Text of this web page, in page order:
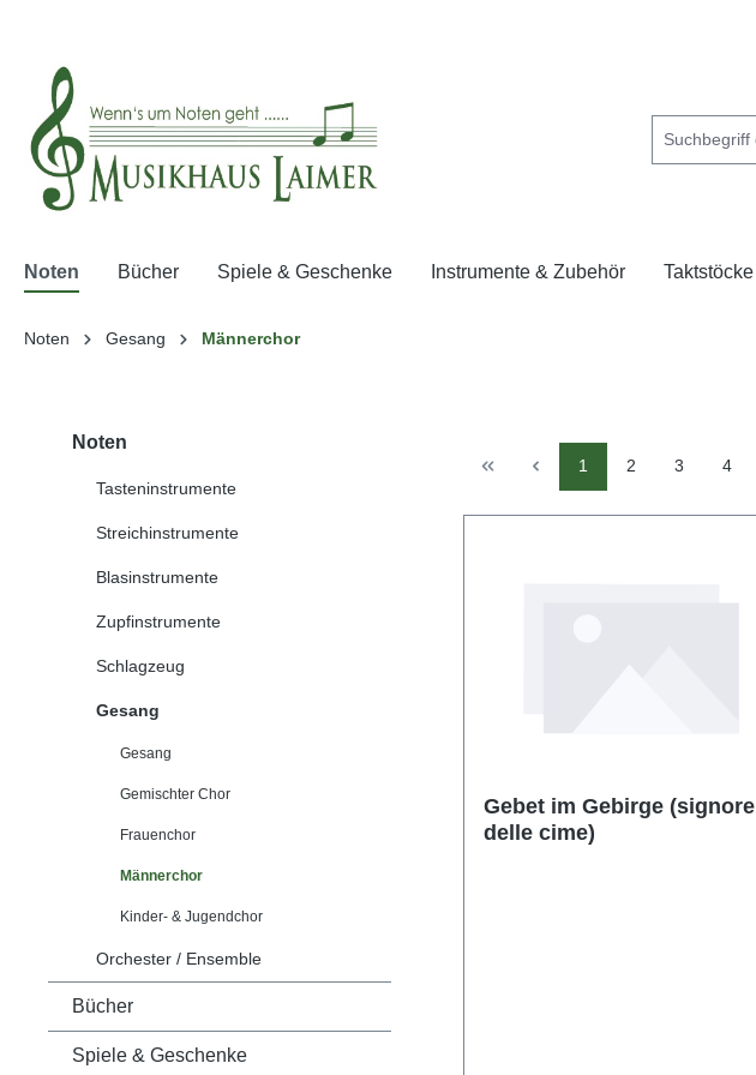
Noten Bücher Spiele & Geschenke Instrumente & Zubehör Taktstöcke
Noten Gesang Männerchor
Noten
Tasteninstrumente
Streichinstrumente
Blasinstrumente
Zupfinstrumente
Schlagzeug
Gesang
Gesang
Gemischter Chor
Frauenchor
Männerchor
Kinder- & Jugendchor
Orchester / Ensemble
Bücher
Spiele & Geschenke
1 2 3 4
Gebet im Gebirge (signore
delle cime)